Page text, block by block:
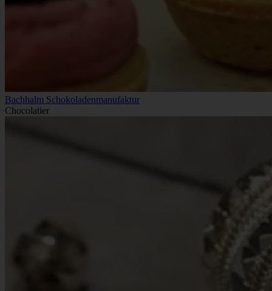
Bachhalm Schokoladenmanufaktur
Chocolatier